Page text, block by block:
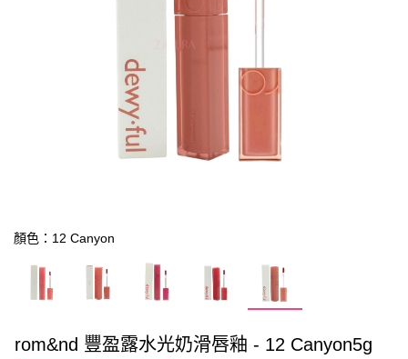
顏色：12 Canyon
rom&nd 豐盈露水光奶滑唇釉 - 12 Canyon5g